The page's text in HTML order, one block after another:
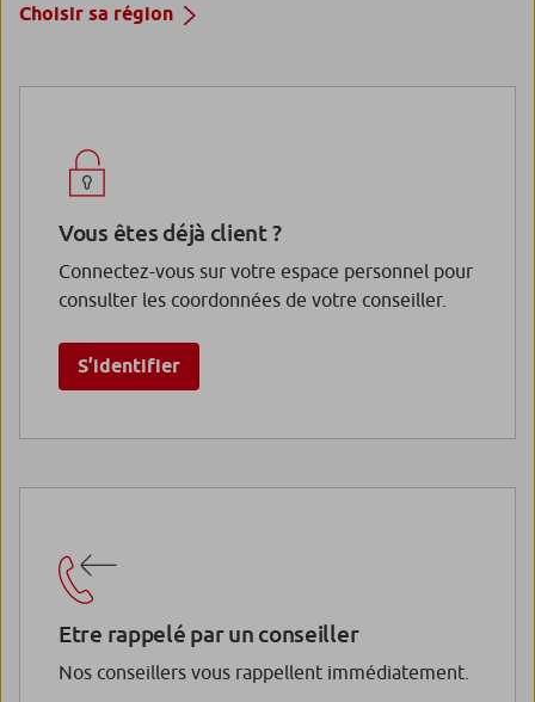
Choisir sa région
Vous êtes déjà client ?
Connectez-vous sur votre espace personnel pour
consulter les coordonnées de votre conseiller.
S’identifier
Etre rappelé par un conseiller
Nos conseillers vous rappellent immédiatement.